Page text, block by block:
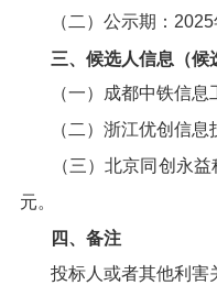
（二）公示期：
三、候选人信息（候
（一）成都中铁信
（二）浙江优创信
（三）北京同创永
元。
四、备注
投标人或者其他利害